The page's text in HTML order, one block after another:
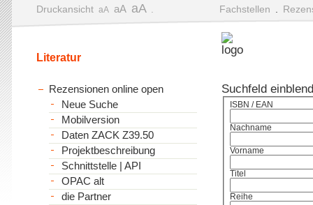
Druckansicht aA aA aA Fachstellen
Suchfeld
ISBN / EAN
Nachname
Vorname
Titel
Reihe
Literatur
Rezensionen online open
Neue Suche
Mobilversion
Daten ZACK Z39.50
Projektbeschreibung
Schnittstelle | API
OPAC alt
die Partner